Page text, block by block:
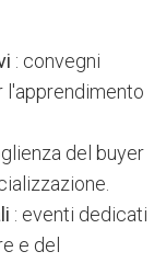
: convegni
l'apprendimento
del buyer
: eventi dedicati
e del